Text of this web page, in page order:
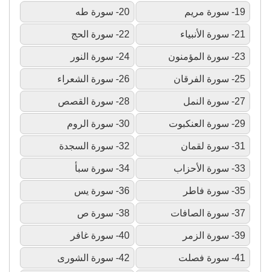
19- سورة مريم 20- سورة طه
21- سورة الأنبياء 22- سورة الحج
23- سورة المؤمنون 24- سورة النور
25- سورة الفرقان 26- سورة الشعراء
27- سورة النمل 28- سورة القصص
29- سورة العنكبوت 30- سورة الروم
31- سورة لقمان 32- سورة السجدة
33- سورة الأحزاب 34- سورة سبأ
35- سورة فاطر 36- سورة يس
37- سورة الصافات 38- سورة ص
39- سورة الزمر 40- سورة غافر
41- سورة فصلت 42- سورة الشورى